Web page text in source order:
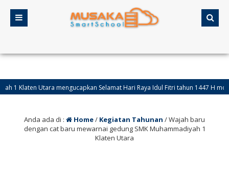
Utara mengucapkan Selamat Hari Raya Idul Fitri tahun 1447 H mohon maaf
1 Klaten Utara akan mengadakan simulasi ujian TKA Ismuba.
Anda ada di : Home/ Kegiatan Tahunan /Wajah baru
dengan cat baru mewarnai gedung SMK Muhammadiyah 1
Klaten Utara